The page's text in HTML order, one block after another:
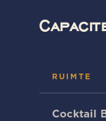
RUIMTE
Cocktail